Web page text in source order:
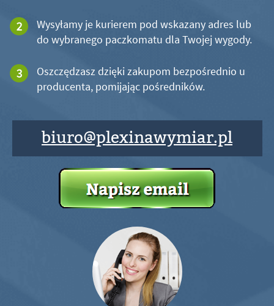
Wysyłamy je kurierem pod wskazany adres lub
do wybranego paczkomatu dla Twojej wygody.
Oszczędzasz dzięki zakupom bezpośrednio u
producenta, pomijając pośredników.
biuro@plexinawymiar.pl